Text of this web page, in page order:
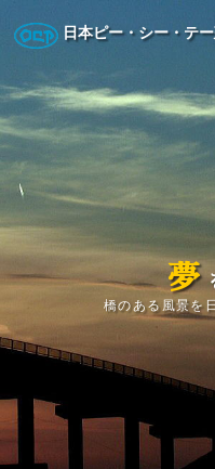
日本ピー・シー・テ
夢
橋のある風景を